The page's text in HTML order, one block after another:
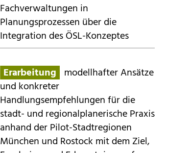
Weitere anzeigen
Fachverwaltungen in
Planungsprozessen über die
Integration des ÖSL-Konzeptes
Erarbeitung
modellhafter Ansätze
und konkreter
Handlungsempfehlungen für die
stadt- und regionalplanerische Praxis
anhand der Pilot-Stadtregionen
München und Rostock mit dem Ziel,